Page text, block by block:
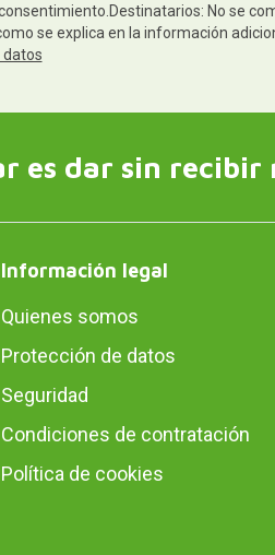
No se
se explica en la información
datos
es dar sin recibir
Información legal
Quienes somos
Protección de datos
Seguridad
Condiciones de contratación
Política de cookies